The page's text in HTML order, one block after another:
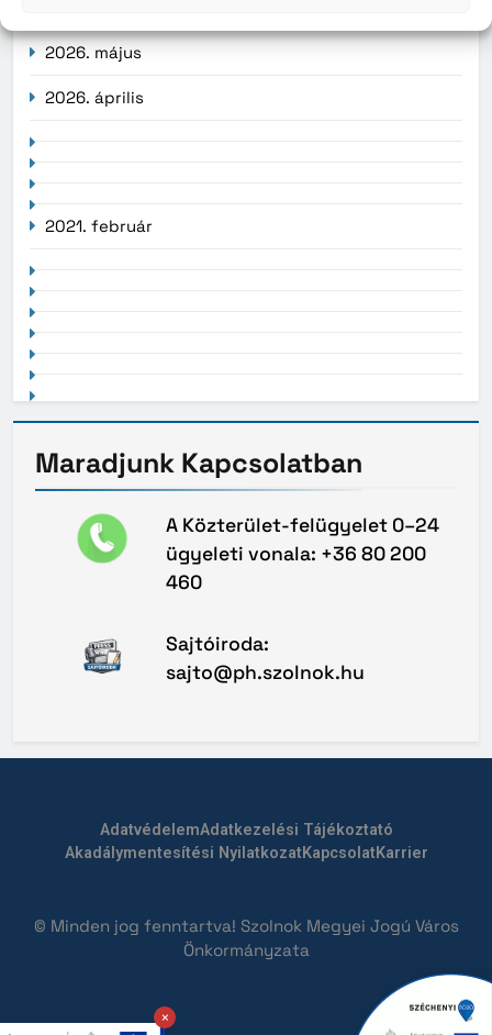
2026. május
2026. április
2021. február
Maradjunk Kapcsolatban
A Közterület-felügyelet 0–24
ügyeleti vonala: +36 80 200
460
Sajtóiroda:
sajto@ph.szolnok.hu
AdatvédelemAdatkezelési Tájékoztató
Akadálymentesítési NyilatkozatKapcsolatKarrier
© Minden jog fenntartva! Szolnok Megyei Jogú Város
Önkormányzata
×